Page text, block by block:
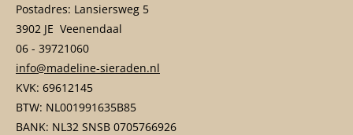
Postadres: Lansiersweg 5
3902 JE Veenendaal
06 - 39721060
info@madeline-sieraden.nl
KVK: 69612145
BTW: NL001991635B85
BANK: NL32 SNSB 0705766926